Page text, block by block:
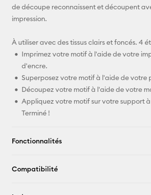
de découpe reconnaissent et découpent
impression.
À utiliser avec des tissus clairs et foncés. 4
Imprimez votre motif à l'aide de votre
d'encre.
Superposez votre motif à l'aide de votre
Découpez votre motif à l'aide de votre
Appliquez votre motif sur votre support
Terminé !
Fonctionnalités
Compatibilité